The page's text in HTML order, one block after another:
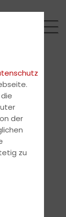
der
zu